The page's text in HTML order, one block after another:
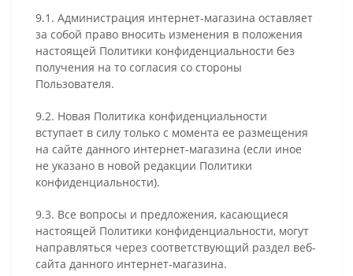
9.1. Администрация интернет-магазина оставляет
за собой право вносить изменения в положения
настоящей Политики конфиденциальности без
получения на то согласия со стороны
Пользователя.
9.2. Новая Политика конфиденциальности
вступает в силу только с момента ее размещения
на сайте данного интернет-магазина (если иное
не указано в новой редакции Политики
конфиденциальности).
9.3. Все вопросы и предложения, касающиеся
настоящей Политики конфиденциальности, могут
направляться через соответствующий раздел веб-
сайта данного интернет-магазина.